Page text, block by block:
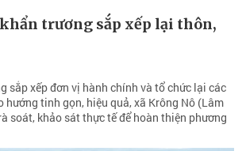
trương sắp xếp lại thôn,
sắp xếp đơn vị hành chính và tổ chức lại các
hướng tinh gọn, hiệu quả, xã Krông Nô (Lâm
soát, khảo sát thực tế để hoàn thiện phương